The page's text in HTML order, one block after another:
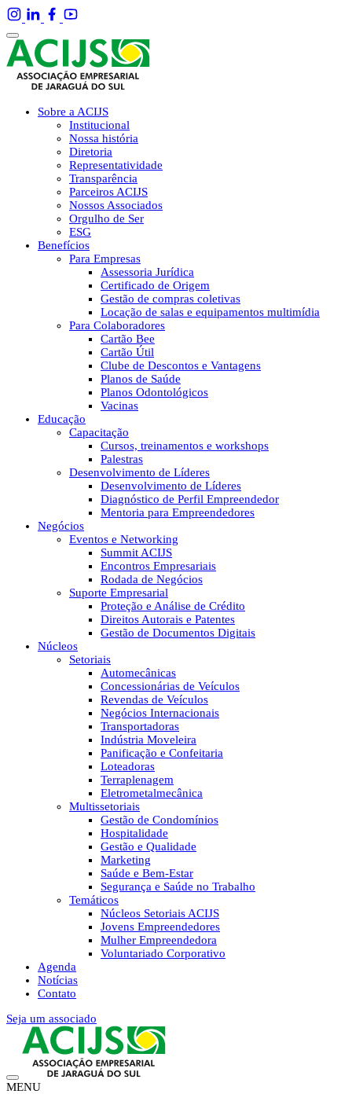
Sobre a ACIJS
Institucional
Nossa história
Diretoria
Representatividade
Transparência
Parceiros ACIJS
Nossos Associados
Orgulho de Ser
ESG
Benefícios
Para Empresas
Assessoria Jurídica
Certificado de Origem
Gestão de compras coletivas
Locação de salas e equipamentos multimídia
Para Colaboradores
Cartão Bee
Cartão Útil
Clube de Descontos e Vantagens
Planos de Saúde
Planos Odontológicos
Vacinas
Educação
Capacitação
Cursos, treinamentos e workshops
Palestras
Desenvolvimento de Líderes
Desenvolvimento de Líderes
Diagnóstico de Perfil Empreendedor
Mentoria para Empreendedores
Negócios
Eventos e Networking
Summit ACIJS
Encontros Empresariais
Rodada de Negócios
Suporte Empresarial
Proteção e Análise de Crédito
Direitos Autorais e Patentes
Gestão de Documentos Digitais
Núcleos
Setoriais
Automecânicas
Concessionárias de Veículos
Revendas de Veículos
Negócios Internacionais
Transportadoras
Indústria Moveleira
Panificação e Confeitaria
Loteadoras
Terraplenagem
Eletrometalmecânica
Multissetoriais
Gestão de Condomínios
Hospitalidade
Gestão e Qualidade
Marketing
Saúde e Bem-Estar
Segurança e Saúde no Trabalho
Temáticos
Núcleos Setoriais ACIJS
Jovens Empreendedores
Mulher Empreendedora
Voluntariado Corporativo
Agenda
Notícias
Contato
Seja um associado
MENU